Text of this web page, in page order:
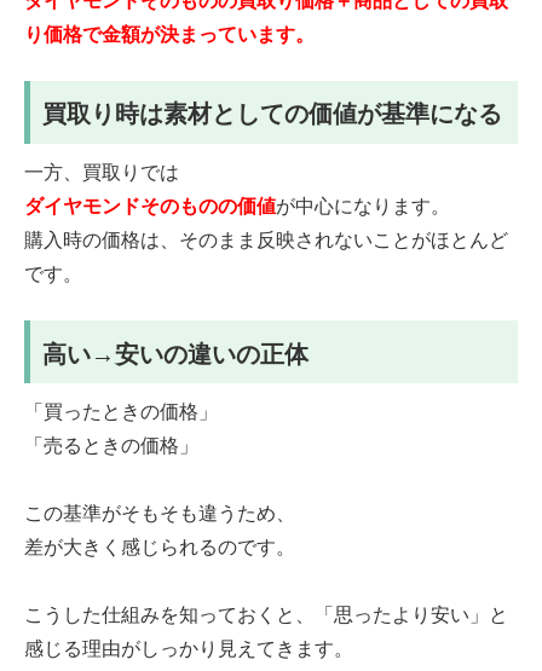
り価格で金額が決まっています。
買取り時は素材としての価値が基準になる
一方、買取りでは
ダイヤモンドそのものの価値が中心になります。
購入時の価格は、そのまま反映されないことがほとんど
です。
高い→安いの違いの正体
「買ったときの価格」
「売るときの価格」
この基準がそもそも違うため、
差が大きく感じられるのです。
こうした仕組みを知っておくと、「思ったより安い」と
感じる理由がしっかり見えてきます。